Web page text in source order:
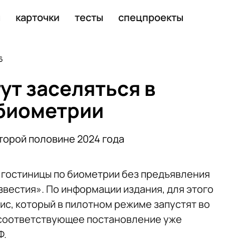
карточки тесты спецпроекты
заселяться в
половине 2024 года
по биометрии без предъявления
По информации издания, для этого
который в пилотном режиме запустят во
постановление уже